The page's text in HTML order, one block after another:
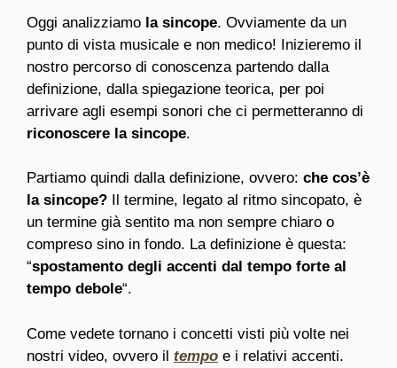
Oggi analizziamo la sincope. Ovviamente da un
punto di vista musicale e non medico! Inizieremo il
nostro percorso di conoscenza partendo dalla
definizione, dalla spiegazione teorica, per poi
arrivare agli esempi sonori che ci permetteranno di
riconoscere la sincope.
Partiamo quindi dalla definizione, ovvero: che cos’è
la sincope? Il termine, legato al ritmo sincopato, è
un termine già sentito ma non sempre chiaro o
compreso sino in fondo. La definizione è questa:
“spostamento degli accenti dal tempo forte al
tempo debole“.
Come vedete tornano i concetti visti più volte nei
nostri video, ovvero il tempo e i relativi accenti.